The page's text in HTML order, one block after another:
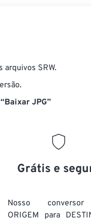
arquivos SRW.
“Baixar JPG”
Grátis e
Nosso
ORIGEM para